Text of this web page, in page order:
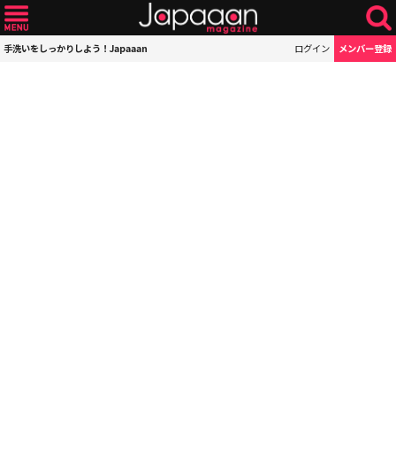
手洗いをしっかりしよう！Japaaan ログイン メンバー登録